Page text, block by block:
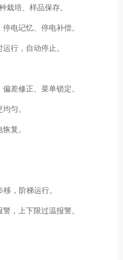
栽培、样品保存。
电记忆、停电补偿。
行，自动停止。
差修正、菜单锁定。
匀。
复。
，阶梯运行。
，上下限过温报警。